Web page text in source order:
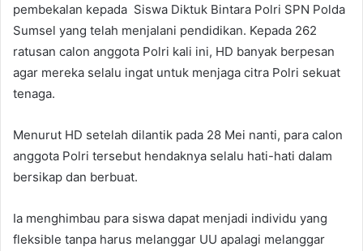
pembekalan kepada Siswa Diktuk Bintara Polri SPN Polda
Sumsel yang telah menjalani pendidikan. Kepada 262
ratusan calon anggota Polri kali ini, HD banyak berpesan
agar mereka selalu ingat untuk menjaga citra Polri sekuat
tenaga.
Menurut HD setelah dilantik pada 28 Mei nanti, para calon
anggota Polri tersebut hendaknya selalu hati-hati dalam
bersikap dan berbuat.
Ia menghimbau para siswa dapat menjadi individu yang
fleksible tanpa harus melanggar UU apalagi melanggar